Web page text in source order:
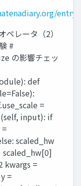
ペレータ（2）
#
の影響チェッ
def
=
input): if
scaled_hw
kwargs =
=